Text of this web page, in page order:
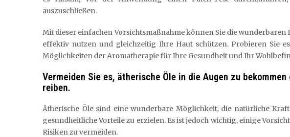
auszuschließen.
Mit dieser einfachen Vorsichtsmaßnahme können Sie die wunderbaren
effektiv nutzen und gleichzeitig Ihre Haut schützen. Probieren Sie
Möglichkeiten der Aromatherapie für Ihre Gesundheit und Ihr
Vermeiden Sie es, ätherische Öle in die Augen zu
reiben.
Ätherische Öle sind eine wunderbare Möglichkeit, die natürliche
gesundheitliche Vorteile zu erzielen. Es ist jedoch wichtig, einige
Risiken zu vermeiden.